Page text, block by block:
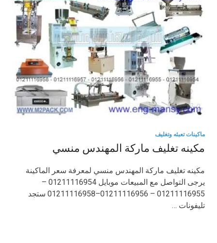
ماكينات تعبئه وتغليف
مكينه تغليف ماركة المهندس منسي
مكينه تغليف ماركة المهندس منسي لمعرفة سعر الماكينة
يرجى التواصل مع المبيعات موبايل 01211116954 –
01211116955 – 01211116956–01211116958 ستجد
تليفونات …